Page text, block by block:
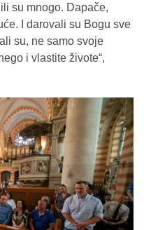
su mnogo. Dapače,
I darovali su Bogu sve
su, ne samo svoje
i vlastite živote“,